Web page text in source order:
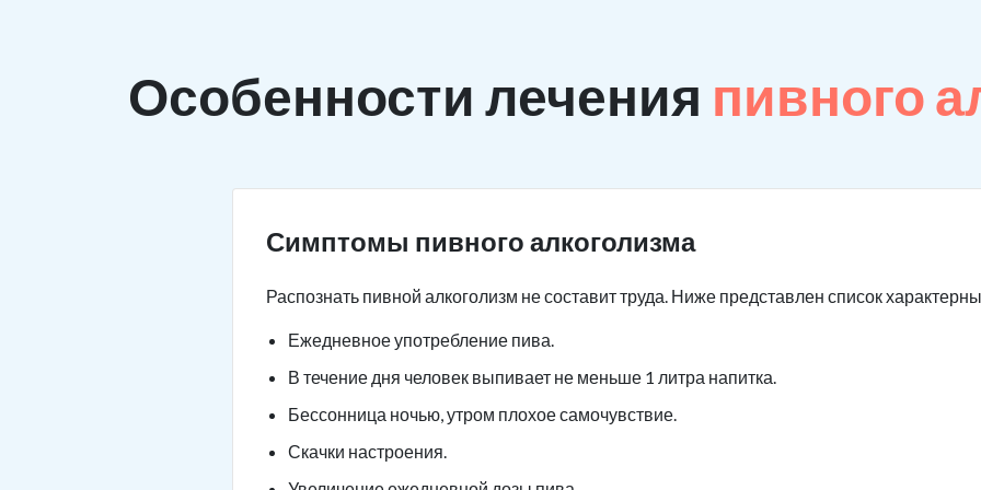
Особенности лечения пивного
Симптомы пивного алкоголизма
Распознать пивной алкоголизм не составит труда. Ниже представлен список
Ежедневное употребление пива.
В течение дня человек выпивает не меньше 1 литра напитка.
Бессонница ночью, утром плохое самочувствие.
Скачки настроения.